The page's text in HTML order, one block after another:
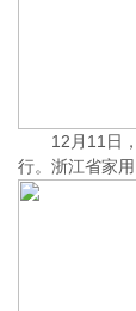
12月11日，
行。浙江省家